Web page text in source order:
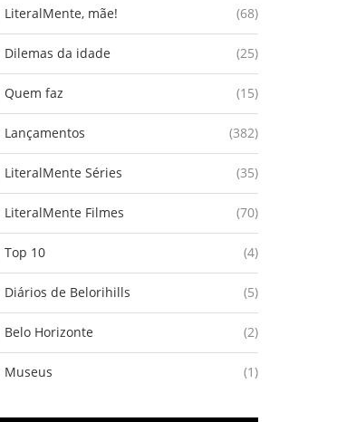
LiteralMente, mãe! (68)
Dilemas da idade (25)
Quem faz (15)
Lançamentos (382)
LiteralMente Séries (35)
LiteralMente Filmes (70)
Top 10 (4)
Diários de Belorihills (5)
Belo Horizonte (2)
Museus (1)